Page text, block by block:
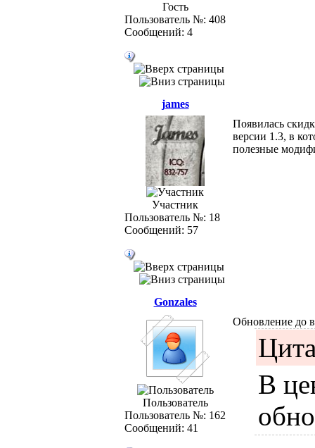
Гость
Пользователь №: 408
Сообщений: 4
james
Участник
Пользователь №: 18
Сообщений: 57
Появилась
версии 1.3, в
полезные
Gonzales
Пользователь
Пользователь №: 162
Сообщений: 41
Обновление до
В